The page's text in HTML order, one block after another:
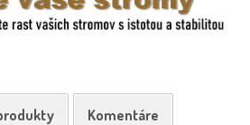
Komentáre